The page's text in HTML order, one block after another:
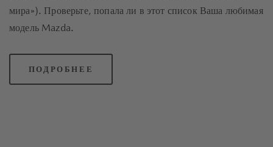
мира»). Проверьте, попала ли в этот список Ваша любимая
модель Mazda.
ПОДРОБНЕЕ